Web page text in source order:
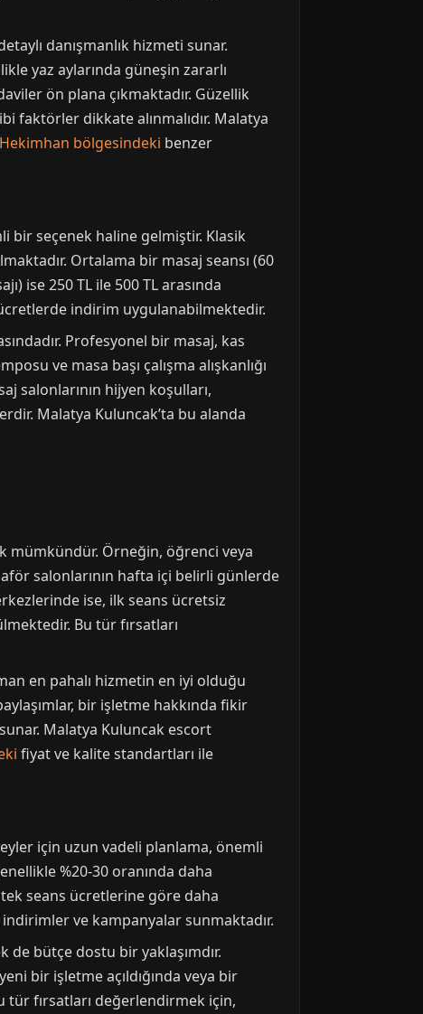
danışmanlık hizmeti sunar.
yaz aylarında güneşin zararlı
ön plana çıkmaktadır. Güzellik
faktörler dikkate alınmalıdır. Malatya
bölgesindeki benzer
bir seçenek haline gelmiştir. Klasik
Ortalama bir masaj seansı (60
ise 250 TL ile 500 TL arasında
ücretlerde indirim uygulanabilmektedir.
Profesyonel bir masaj, kas
ve masa başı çalışma alışkanlığı
salonlarının hijyen koşulları,
Malatya Kuluncak’ta bu alanda
mümkündür. Örneğin, öğrenci veya
salonlarının hafta içi belirli günlerde
ise, ilk seans ücretsiz
Bu tür fırsatları
en pahalı hizmetin en iyi olduğu
bir işletme hakkında fikir
Malatya Kuluncak escort
fiyat ve kalite standartları ile
için uzun vadeli planlama, önemli
%20-30 oranında daha
tek seans ücretlerine göre daha
ve kampanyalar sunmaktadır.
bütçe dostu bir yaklaşımdır.
bir işletme açıldığında veya bir
tür fırsatları değerlendirmek için,